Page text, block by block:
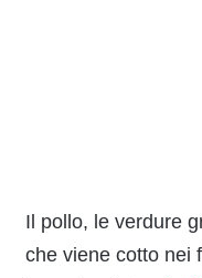
Il pollo, le verdure
che viene cotto nei